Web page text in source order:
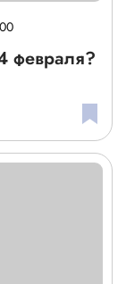
февраля?